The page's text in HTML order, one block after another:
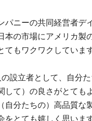
パニーの共同経営者デ
本の市場にアメリカ製
てもワクワクしています
設立者として、自分
して）の良さがとても
自分たちの）高品質な
をとても嬉しく思います